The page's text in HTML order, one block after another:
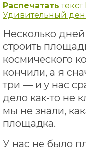
Распечатать
Удивительный
Несколько
строить
космического
кончили, а я
три — и у нас
дело как-то не
мы не знали,
площадка.
У нас не было